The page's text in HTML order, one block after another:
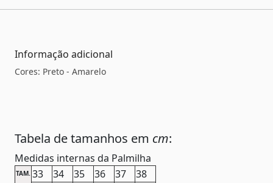
Informação adicional
Cores: Preto - Amarelo
Tabela de tamanhos em cm:
Medidas internas da Palmilha
TAM. 33 34 35 36 37 38